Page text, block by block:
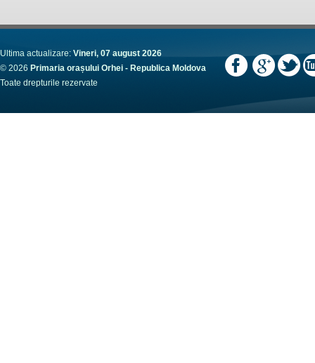
Ultima actualizare: Vineri, 07 august 2026
© 2026 Primaria orașului Orhei - Republica Moldova
Toate drepturile rezervate